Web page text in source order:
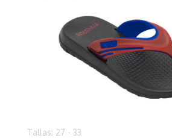
Tallas: 27 - 33